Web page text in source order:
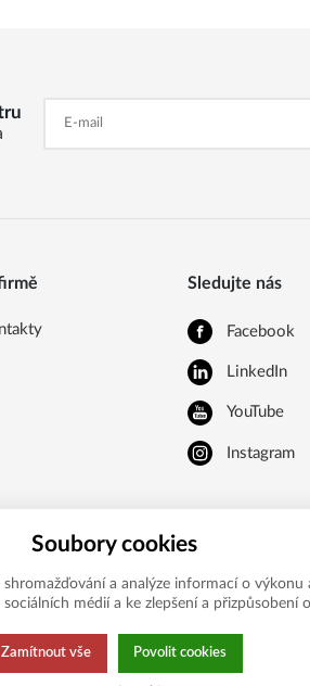
Sledujte nás
Facebook
LinkedIn
YouTube
Instagram
Soubory cookies
a analýze informací o výkonu
médií a ke zlepšení a přizpůsobení
Zamítnout vše Povolit cookies